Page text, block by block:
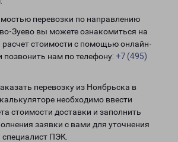
перевозки по направлению
Зуево вы можете ознакомиться на
расчет стоимости с помощью онлайн-
позвонить нам по телефону: +7 (495)
перевозку из Ноябрьска в
необходимо ввести
стоимости доставки и заполнить
заявки с вами для уточнения
специалист ПЭК.